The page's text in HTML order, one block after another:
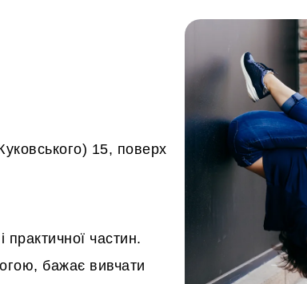
15, поверх
практичної частин.
бажає вивчати